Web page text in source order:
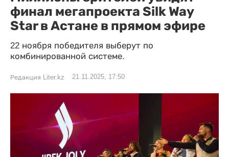
финал мегапроекта Silk Way
Star в Астане в прямом эфире
22 ноября победителя выберут по
комбинированной системе.
Редакция Liter.kz 21.11.2025, 17:50